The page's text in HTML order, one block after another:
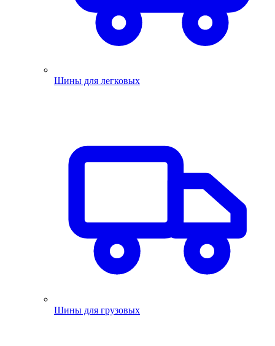
Шины для легковых
Шины для грузовых